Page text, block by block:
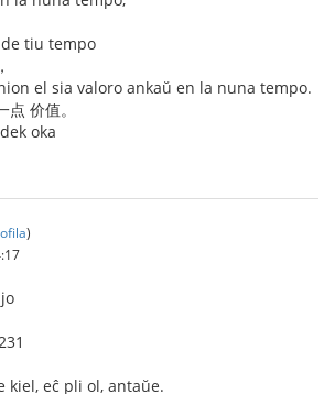
tiu tempo
el sia valoro ankaŭ en la nuna tempo.
价值。
oka
)
kiel, eĉ pli ol, antaŭe.